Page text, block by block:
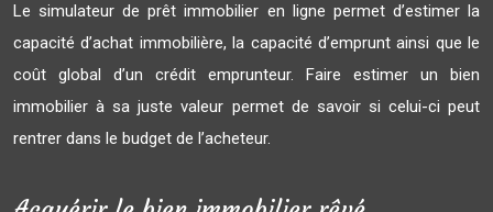
Le simulateur de prêt immobilier en ligne permet d’estimer la
capacité d’achat immobilière, la capacité d’emprunt ainsi que le
coût global d’un crédit emprunteur. Faire estimer un bien
immobilier à sa juste valeur permet de savoir si celui-ci peut
rentrer dans le budget de l’acheteur.